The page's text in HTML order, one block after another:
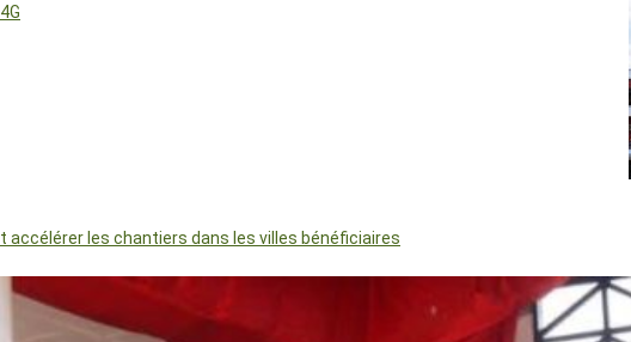
accélérer les chantiers dans les villes bénéficiaires